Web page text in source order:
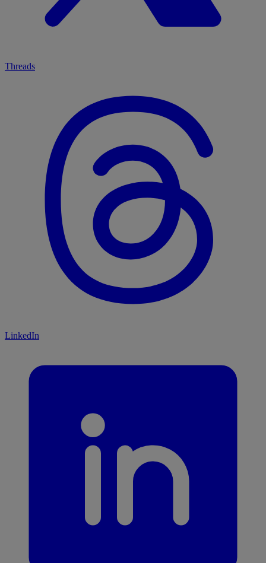
Threads
LinkedIn